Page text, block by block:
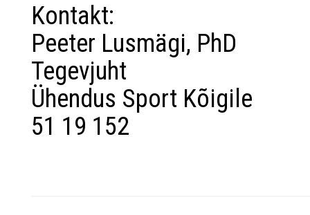
Kontakt:
Peeter Lusmägi, PhD
Tegevjuht
Ühendus Sport Kõigile
51 19 152